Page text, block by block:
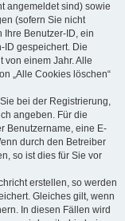
angemeldet sind) sowie
(sofern Sie nicht
Benutzer-ID, ein
ID gespeichert. Die
einem Jahr. Alle
„Alle Cookies löschen“
bei der Registrierung,
angeben. Für die
Benutzername, eine E-
durch den Betreiber
so ist dies für Sie vor
erstellen, so werden
Gleiches gilt, wenn
In diesen Fällen wird